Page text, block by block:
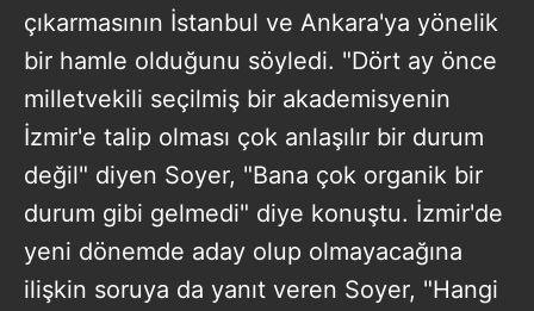
çıkarmasının İstanbul ve Ankara'ya yönelik
bir hamle olduğunu söyledi. "Dört ay önce
milletvekili seçilmiş bir akademisyenin
İzmir'e talip olması çok anlaşılır bir durum
değil" diyen Soyer, "Bana çok organik bir
durum gibi gelmedi" diye konuştu. İzmir'de
yeni dönemde aday olup olmayacağına
ilişkin soruya da yanıt veren Soyer, "Hangi